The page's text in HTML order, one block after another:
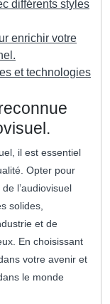
différents styles
enrichir votre
et technologies
il est essentiel
Opter pour
l’audiovisuel
solides,
et de
En choisissant
votre avenir et
le monde